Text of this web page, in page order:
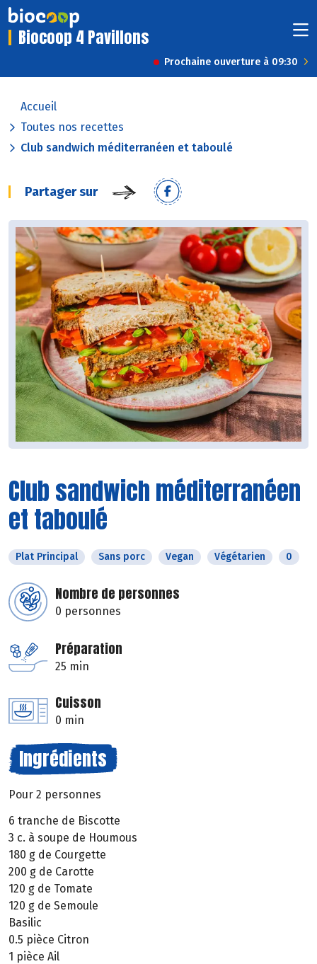
Biocoop 4 Pavillons
Prochaine ouverture à 09:30
Accueil
Toutes nos recettes
Club sandwich méditerranéen et taboulé
Partager sur
Club sandwich méditerranéen
et taboulé
Plat Principal Sans porc Vegan Végétarien 0
Nombre de personnes
0 personnes
Préparation
25 min
Cuisson
0 min
Ingrédients
Pour 2 personnes
6 tranche de Biscotte
3 c. à soupe de Houmous
180 g de Courgette
200 g de Carotte
120 g de Tomate
120 g de Semoule
Basilic
0.5 pièce Citron
1 pièce Ail